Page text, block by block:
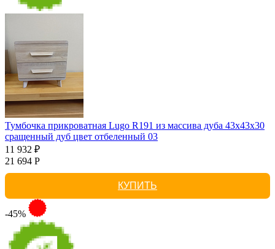
Тумбочка прикроватная Lugo R191 из массива дуба 43х43х30
сращенный дуб цвет отбеленный 03
11 932 ₽
21 694 Р
КУПИТЬ
-45%